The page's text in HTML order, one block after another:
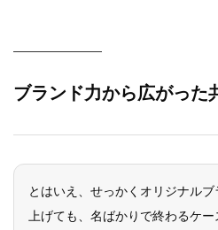
ブランド力から広がった
とはいえ、せっかくオリジナル
上げても、名ばかりで終わるケ